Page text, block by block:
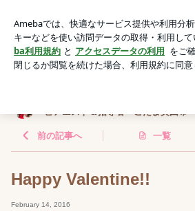
室 ピアニスト＆指導者 こだま美由希
アプリをダウンロードして ブログの更新通知
ょう。
ピアニスト＆指導者 こだま美由希
前の記事へ 一覧
Happy Valentine!!
February 14, 2016